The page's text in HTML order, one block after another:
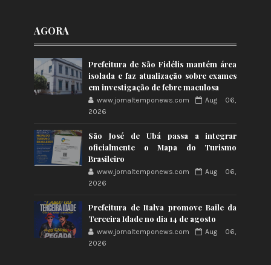
AGORA
Prefeitura de São Fidélis mantém área
isolada e faz atualização sobre exames
em investigação de febre maculosa
www.jornaltemponews.com
Aug 06,
2026
São José de Ubá passa a integrar
oficialmente o Mapa do Turismo
Brasileiro
www.jornaltemponews.com
Aug 06,
2026
Prefeitura de Italva promove Baile da
Terceira Idade no dia 14 de agosto
www.jornaltemponews.com
Aug 06,
2026